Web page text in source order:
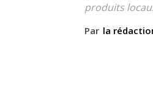
produits
Par la